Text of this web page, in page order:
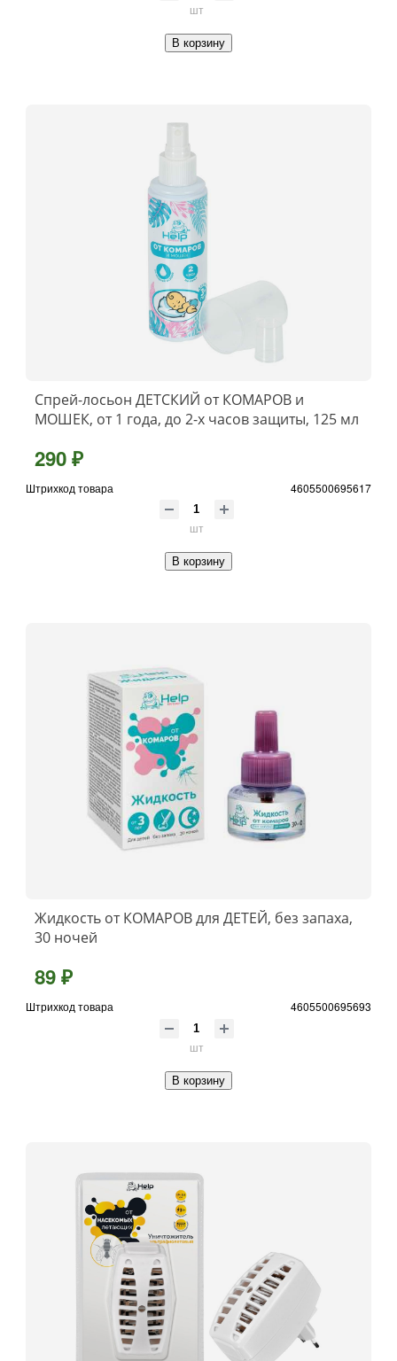
шт
В корзину
Спрей-лосьон ДЕТСКИЙ от КОМАРОВ и
МОШЕК, от 1 года, до 2-х часов защиты, 125 мл
290 ₽
Штрихкод товара 4605500695617
шт
В корзину
Жидкость от КОМАРОВ для ДЕТЕЙ, без запаха,
30 ночей
89 ₽
Штрихкод товара 4605500695693
шт
В корзину